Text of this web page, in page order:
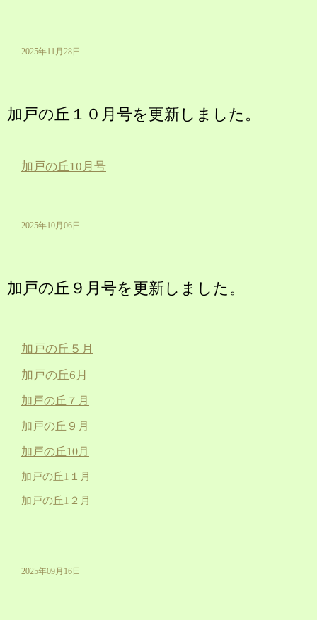
2025年11月28日
加戸の丘１０月号を更新しました。
加戸の丘10月号
2025年10月06日
加戸の丘９月号を更新しました。
加戸の丘５月
加戸の丘6月
加戸の丘７月
加戸の丘９月
加戸の丘10月
加戸の丘1１月
加戸の丘1２月
2025年09月16日